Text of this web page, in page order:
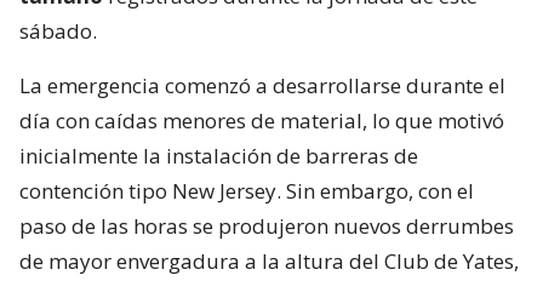
sábado.
La emergencia comenzó a desarrollarse durante el
día con caídas menores de material, lo que motivó
inicialmente la instalación de barreras de
contención tipo New Jersey. Sin embargo, con el
paso de las horas se produjeron nuevos derrumbes
de mayor envergadura a la altura del Club de Yates,